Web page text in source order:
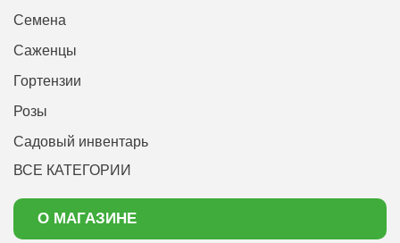
Семена
Саженцы
Гортензии
Розы
Садовый инвентарь
ВСЕ КАТЕГОРИИ
О МАГАЗИНЕ